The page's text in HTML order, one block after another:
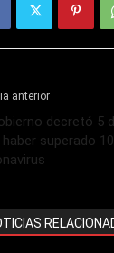
anterior
decretó 5
superado